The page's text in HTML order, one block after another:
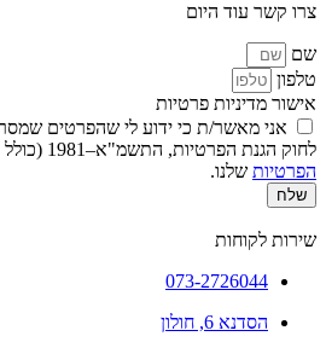
צרו קשר עוד היום
שם
טלפון
אישור מדיניות פרטיות
אני מאשר/ת כי ידוע לי שהפרטים
לחוק הגנת הפרטיות, התשמ"א–1981 (כולל תיקון 13), ובהתאם ל
הפרטיות שלנו.
שלח
שירות לקוחות
073-2726044
הסדנא 6, חולון